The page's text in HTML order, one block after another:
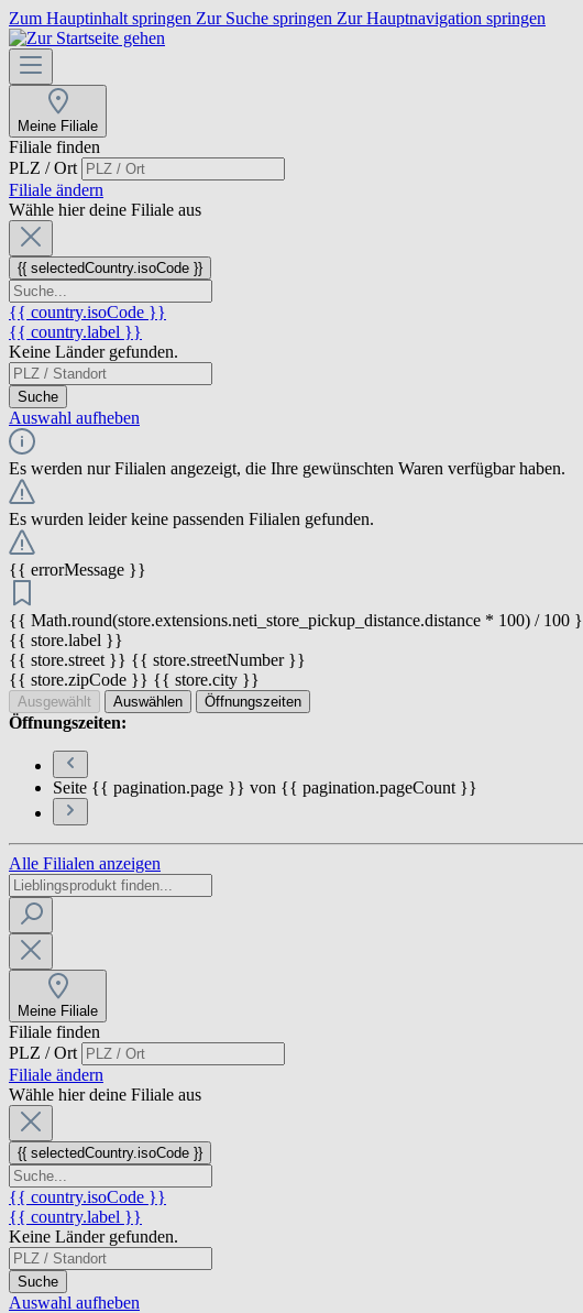
Zum Hauptinhalt springen Zur Suche springen Zur Hauptnavigation springen
Meine Filiale
Filiale finden
PLZ / Ort
Filiale ändern
Wähle hier deine Filiale aus
{{ selectedCountry.isoCode }}
{{ country.isoCode }}
{{ country.label }}
Keine Länder gefunden.
Suche
Auswahl aufheben
Es werden nur Filialen angezeigt, die Ihre gewünschten Waren verfügbar haben.
Es wurden leider keine passenden Filialen gefunden.
{{ errorMessage }}
{{ Math.round(store.extensions.neti_store_pickup_distance.distance * 100) /
{{ store.label }}
{{ store.street }} {{ store.streetNumber }}
{{ store.zipCode }} {{ store.city }}
Ausgewählt Auswählen Öffnungszeiten
Öffnungszeiten:
Seite {{ pagination.page }} von {{ pagination.pageCount }}
Alle Filialen anzeigen
Meine Filiale
Filiale finden
PLZ / Ort
Filiale ändern
Wähle hier deine Filiale aus
{{ selectedCountry.isoCode }}
{{ country.isoCode }}
{{ country.label }}
Keine Länder gefunden.
Suche
Auswahl aufheben